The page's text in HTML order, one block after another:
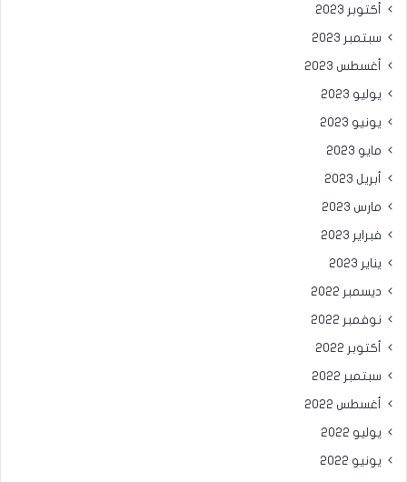
أكتوبر 2023
سبتمبر 2023
أغسطس 2023
يوليو 2023
يونيو 2023
مايو 2023
أبريل 2023
مارس 2023
فبراير 2023
يناير 2023
ديسمبر 2022
نوفمبر 2022
أكتوبر 2022
سبتمبر 2022
أغسطس 2022
يوليو 2022
يونيو 2022